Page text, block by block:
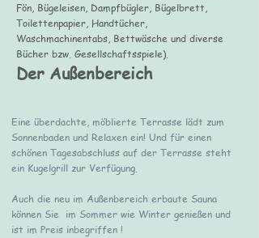
Der Außenbereich
Fön, Bügeleisen, Dampfbügler, Bügelbrett,
Toilettenpapier, Handtücher,
Waschmachinentabs, Bettwäsche und diverse
Bücher bzw. Gesellschaftsspiele).
Eine überdachte, möblierte Terrasse lädt zum
Sonnenbaden und Relaxen ein! Und für einen
schönen Tagesabschluss auf der Terrasse steht
ein Kugelgrill zur Verfügung.
Auch die neu im Außenbereich erbaute Sauna
können Sie im Sommer wie Winter genießen und
ist im Preis inbegriffen !